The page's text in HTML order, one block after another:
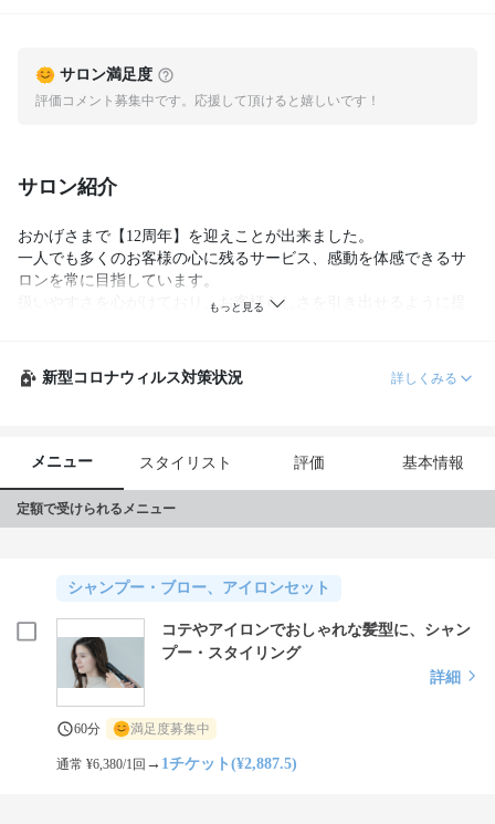
サロン満足度
評価コメント募集中です。応援して頂けると嬉しいです！
サロン紹介
おかげさまで【12周年】を迎えことが出来ました。
一人でも多くのお客様の心に残るサービス、感動を体感できるサ
ロンを常に目指しています。
扱いやすさを心がけており、お客様らしさを引き出せるように提
【コロナ対策としてマスク・手洗い・除菌・換気・殺菌・室内や
器具の消毒をやらせてもらっています】
新型コロナウィルス対策状況 詳しくみる
メニュー スタイリスト 評価 基本情報
定額で受けられるメニュー
シャンプー・ブロー、アイロンセット
コテやアイロンでおしゃれな髪型に、シャン
プー・スタイリング
詳細
60分 満足度募集中
通常 ¥6,380/1回 → 1チケット(¥2,887.5)